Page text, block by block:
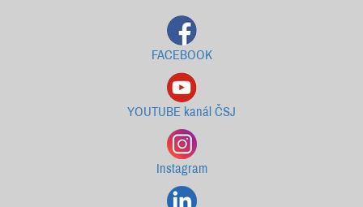
FACEBOOK
YOUTUBE kanál ČSJ
Instagram